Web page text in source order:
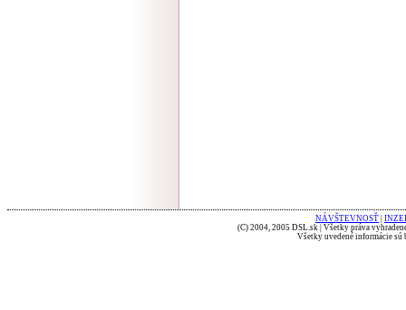
NÁVŠTEVNOSŤ
(C) 2004, 2005 DSL.sk | Všetky práva
Všetky uvedené informácie sú